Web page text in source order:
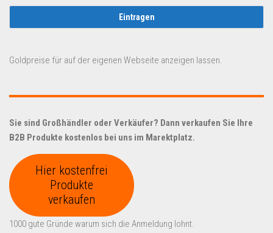
Goldpreise für auf der eigenen Webseite anzeigen lassen.
Sie sind Großhändler oder Verkäufer? Dann verkaufen Sie Ihre
B2B Produkte kostenlos bei uns im Marektplatz.
Hier kostenfrei
Produkte
verkaufen
1000 gute Gründe warum sich die Anmeldung lohnt.